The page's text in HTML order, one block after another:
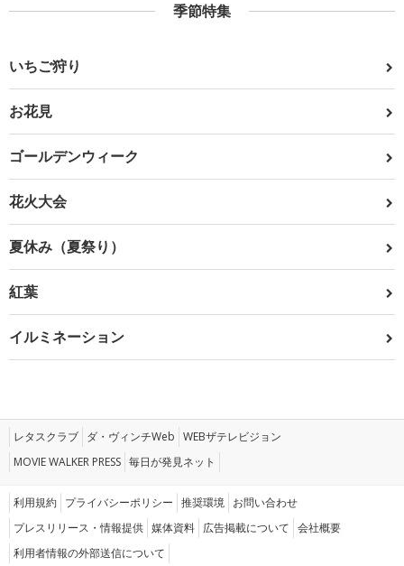
季節特集
いちご狩り
お花見
ゴールデンウィーク
花火大会
夏休み（夏祭り）
紅葉
イルミネーション
レタスクラブ ダ・ヴィンチWeb WEBザテレビジョン
MOVIE WALKER PRESS 毎日が発見ネット
利用規約 プライバシーポリシー 推奨環境 お問い合わせ
プレスリリース・情報提供 媒体資料 広告掲載について 会社概要
利用者情報の外部送信について